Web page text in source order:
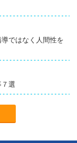
ではなく人間性を
選